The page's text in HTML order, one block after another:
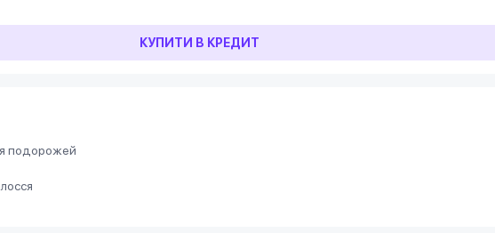
КУПИТИ В КРЕДИТ
подорожей